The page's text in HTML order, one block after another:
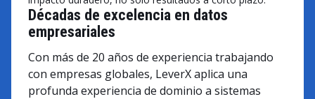
Décadas de excelencia en datos
empresariales
Con más de 20 años de experiencia trabajando
con empresas globales, LeverX aplica una
profunda experiencia de dominio a sistemas